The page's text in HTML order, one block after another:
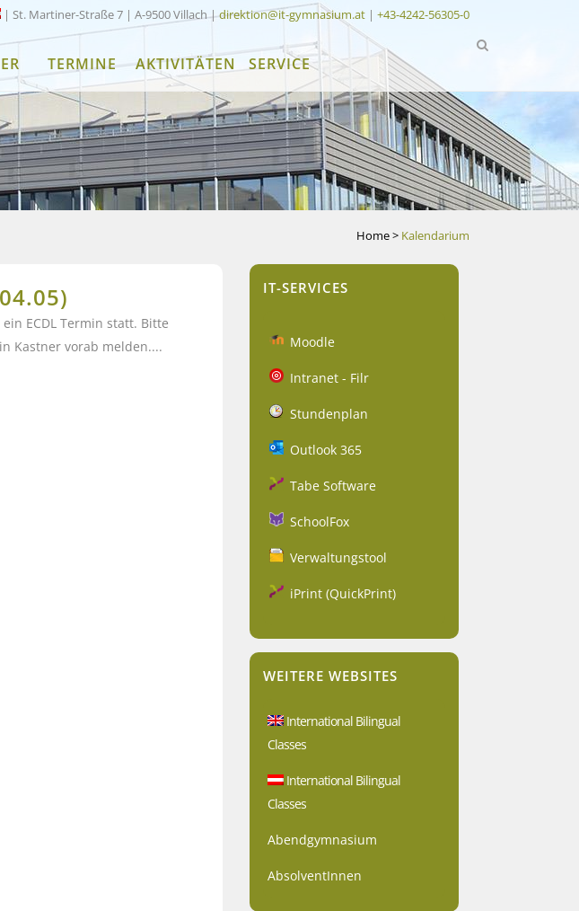
| St. Martiner-Straße 7 | A-9500 Villach |direktion@it-gymnasium.at | +43-4242-56305-0
TERMINE AKTIVITÄTEN SERVICE
Home> Kalendarium
ECDL Termin statt. Bitte
Kastner vorab melden....
IT-SERVICES
Moodle
Intranet - Filr
Stundenplan
Outlook 365
Tabe Software
SchoolFox
Verwaltungstool
iPrint (QuickPrint)
WEITERE WEBSITES
International Bilingual
Classes
International Bilingual
Classes
Abendgymnasium
AbsolventInnen